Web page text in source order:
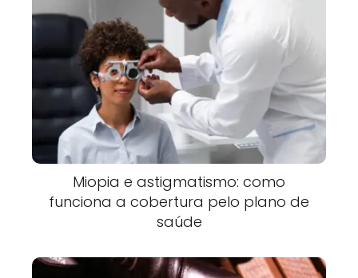
Miopia e astigmatismo: como
funciona a cobertura pelo plano de
saúde